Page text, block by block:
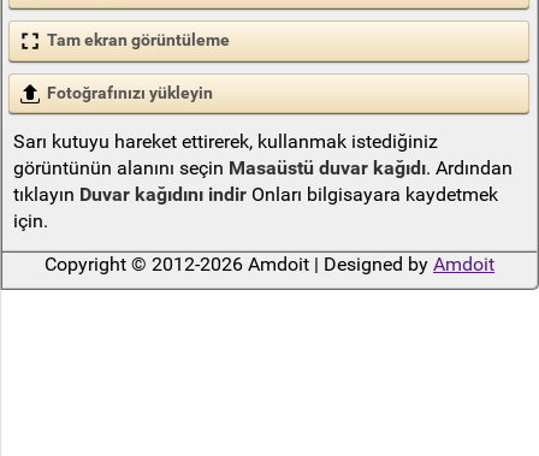
Tam ekran görüntüleme
Fotoğrafınızı yükleyin
Sarı kutuyu hareket ettirerek, kullanmak istediğiniz
görüntünün alanını seçin Masaüstü duvar kağıdı. Ardından
tıklayın Duvar kağıdını indirOnları bilgisayara kaydetmek
için.
Copyright © 2012-2026 Amdoit | Designed by Amdoit